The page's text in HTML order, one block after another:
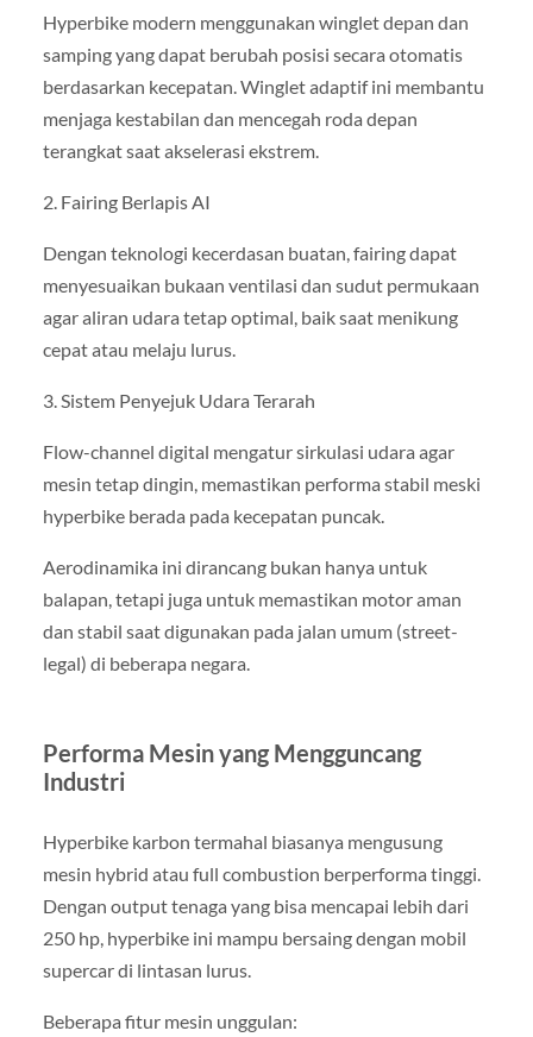
Hyperbike modern menggunakan winglet depan dan
samping yang dapat berubah posisi secara otomatis
berdasarkan kecepatan. Winglet adaptif ini membantu
menjaga kestabilan dan mencegah roda depan
terangkat saat akselerasi ekstrem.
2. Fairing Berlapis AI
Dengan teknologi kecerdasan buatan, fairing dapat
menyesuaikan bukaan ventilasi dan sudut permukaan
agar aliran udara tetap optimal, baik saat menikung
cepat atau melaju lurus.
3. Sistem Penyejuk Udara Terarah
Flow-channel digital mengatur sirkulasi udara agar
mesin tetap dingin, memastikan performa stabil meski
hyperbike berada pada kecepatan puncak.
Aerodinamika ini dirancang bukan hanya untuk
balapan, tetapi juga untuk memastikan motor aman
dan stabil saat digunakan pada jalan umum (street-
legal) di beberapa negara.
Performa Mesin yang Mengguncang
Industri
Hyperbike karbon termahal biasanya mengusung
mesin hybrid atau full combustion berperforma tinggi.
Dengan output tenaga yang bisa mencapai lebih dari
250 hp, hyperbike ini mampu bersaing dengan mobil
supercar di lintasan lurus.
Beberapa fitur mesin unggulan: